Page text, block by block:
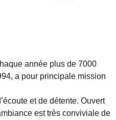
année plus de 7000
a pour principale mission
et de détente. Ouvert
est très conviviale de